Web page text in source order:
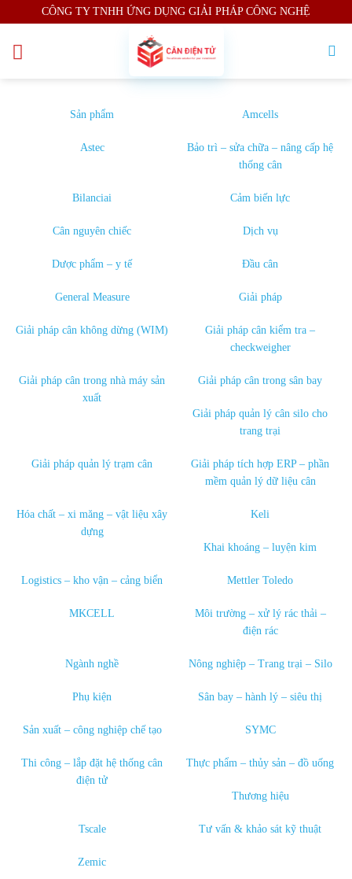
content
CÔNG TY TNHH ỨNG DỤNG GIẢI PHÁP CÔNG NGHỆ
Sản phẩm Amcells
Astec
Bảo trì – sửa chữa – nâng cấp hệ
thống cân
Bilanciai Cảm biến lực
Cân nguyên chiếc Dịch vụ
Dược phẩm – y tế Đầu cân
General Measure Giải pháp
Giải pháp cân không dừng (WIM)
Giải pháp cân kiểm tra –
checkweigher
Giải pháp cân trong nhà máy sản
xuất
Giải pháp cân trong sân bay
Giải pháp quản lý cân silo cho
trang trại
Giải pháp quản lý trạm cân
Giải pháp tích hợp ERP – phần
mềm quản lý dữ liệu cân
Hóa chất – xi măng – vật liệu xây
dựng
Keli
Khai khoáng – luyện kim
Logistics – kho vận – cảng biển Mettler Toledo
MKCELL
Môi trường – xử lý rác thải –
điện rác
Ngành nghề Nông nghiệp – Trang trại – Silo
Phụ kiện Sân bay – hành lý – siêu thị
Sản xuất – công nghiệp chế tạo SYMC
Thi công – lắp đặt hệ thống cân
điện tử
Thực phẩm – thủy sản – đồ uống
Thương hiệu
Tscale Tư vấn & khảo sát kỹ thuật
Zemic